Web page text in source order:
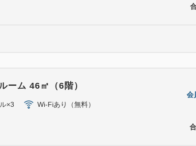
■
SQUARE：チェックイン/15:00 チェックアウ
会
ーム 46㎡（6階）
×3 Wi-Fiあり（無料）